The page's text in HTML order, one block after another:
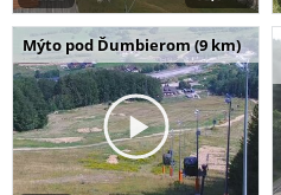
Mýto pod Ďumbierom (9 km)